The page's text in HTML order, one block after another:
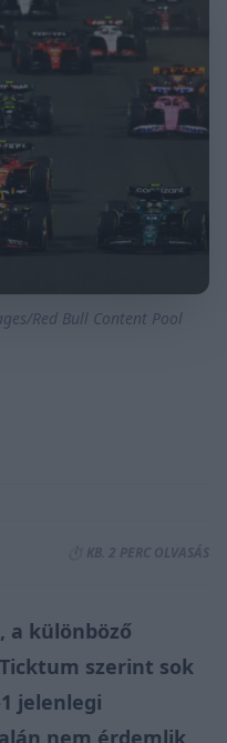
Red Bull Content Pool
⏱️ KB. 2 PERC OLVASÁS
a különböző
szerint sok
jelenlegi
nem érdemlik